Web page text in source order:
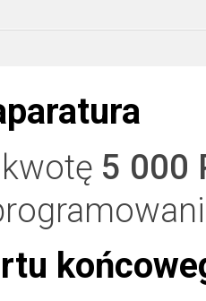
5 000